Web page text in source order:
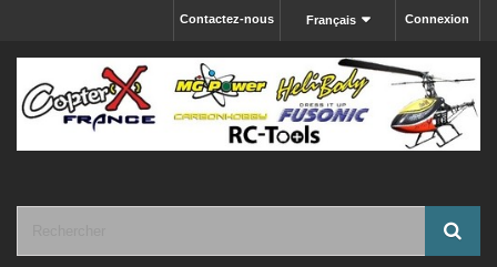
Connexion
Français
Contactez-nous